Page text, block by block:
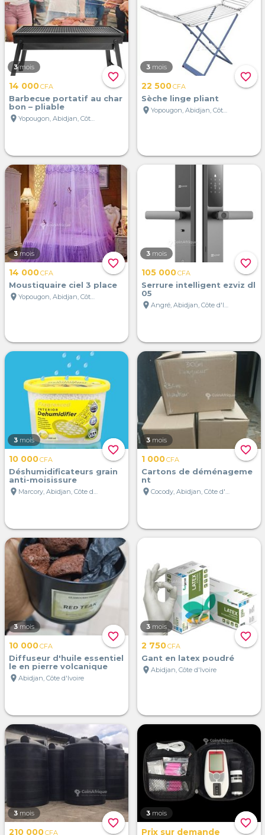
favorite_border
3 mois
14 000CFA
Barbecue portatif au char
bon – pliable
location_on
Yopougon, Abidjan, Côte d'Ivoire
favorite_border
3 mois
22 500CFA
Sèche linge pliant
location_on
Yopougon, Abidjan, Côte d'Ivoire
favorite_border
3 mois
14 000CFA
Moustiquaire ciel 3 place
location_on
Yopougon, Abidjan, Côte d'Ivoire
favorite_border
3 mois
105 000CFA
Serrure intelligent ezviz dl
05
location_on
Angré, Abidjan, Côte d'Ivoire
favorite_border
3 mois
10 000CFA
Déshumidificateurs grain
anti-moisissure
location_on
Marcory, Abidjan, Côte d'Ivoire
favorite_border
3 mois
1 000CFA
Cartons de déménageme
nt
location_on
Cocody, Abidjan, Côte d'Ivoire
favorite_border
3 mois
10 000CFA
Diffuseur d'huile essentiel
le en pierre volcanique
location_on Abidjan, Côte d'Ivoire
favorite_border
3 mois
2 750CFA
Gant en latex poudré
location_on Abidjan, Côte d'Ivoire
favorite_border
3 mois
210 000CFA
favorite_border
3 mois
Prix sur demande